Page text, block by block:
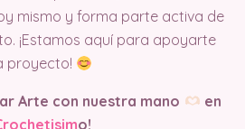
mismo y forma parte activa de
¡Estamos aquí para apoyarte
proyecto!
Arte con nuestra mano
en
o!